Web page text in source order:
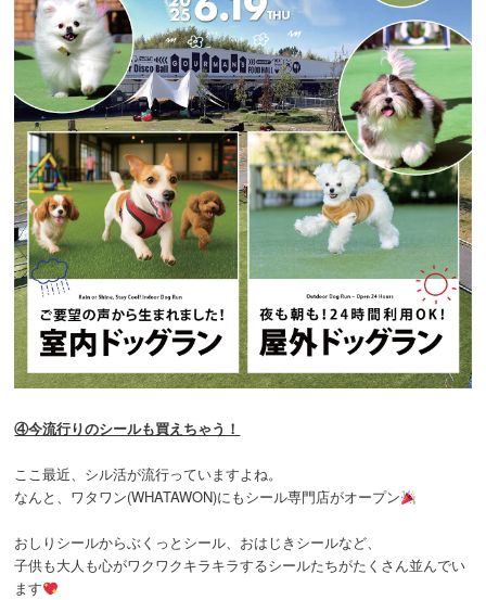
④今流行りのシールも買えちゃう！
ここ最近、シル活が流行っていますよね。
なんと、ワタワン(WHATAWON)にもシール専門店がオープン
おしりシールからぶくっとシール、おはじきシールなど、
子供も大人も心がワクワクキラキラするシールたちがたくさん並んでい
ます